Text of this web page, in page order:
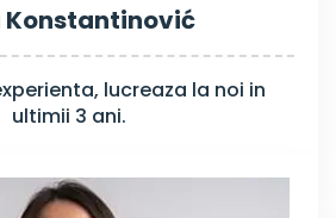
Konstantinović
lucreaza la noi in
ultimii 3 ani.